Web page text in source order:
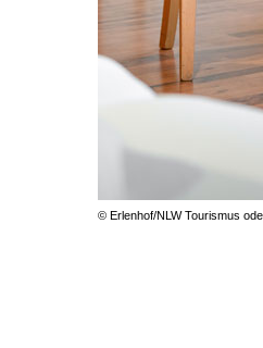
© Erlenhof/NLW Tourismus